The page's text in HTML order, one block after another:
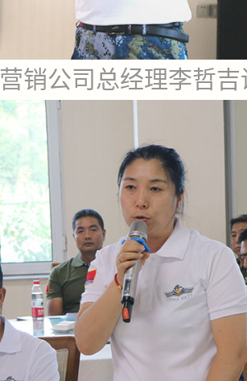
营销公司总经理李哲吉